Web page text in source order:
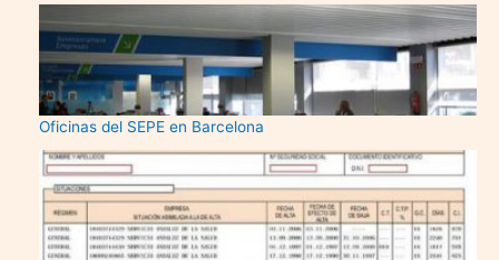
Oficinas del SEPE en Barcelona